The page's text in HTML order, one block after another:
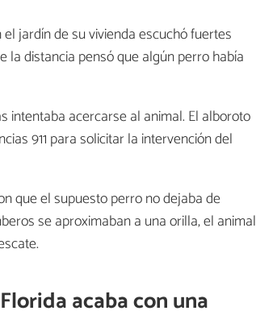
jardín de su vivienda escuchó fuertes
la distancia pensó que algún perro había
intentaba acercarse al animal. El alboroto
911 para solicitar la intervención del
que el supuesto perro no dejaba de
se aproximaban a una orilla, el animal
acaba con una